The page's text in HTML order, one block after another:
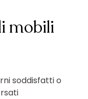
mobili
soddisfatti o